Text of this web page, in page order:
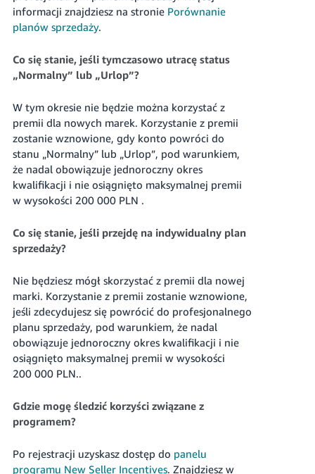
informacji znajdziesz na stronie Porównanie
planów sprzedaży.
Co się stanie, jeśli tymczasowo utracę status
„Normalny” lub „Urlop”?
W tym okresie nie będzie można korzystać z
premii dla nowych marek. Korzystanie z premii
zostanie wznowione, gdy konto powróci do
stanu „Normalny” lub „Urlop”, pod warunkiem,
że nadal obowiązuje jednoroczny okres
kwalifikacji i nie osiągnięto maksymalnej premii
w wysokości 200 000 PLN .
Co się stanie, jeśli przejdę na indywidualny plan
sprzedaży?
Nie będziesz mógł skorzystać z premii dla nowej
marki. Korzystanie z premii zostanie wznowione,
jeśli zdecydujesz się powrócić do profesjonalnego
planu sprzedaży, pod warunkiem, że nadal
obowiązuje jednoroczny okres kwalifikacji i nie
osiągnięto maksymalnej premii w wysokości
200 000 PLN..
Gdzie mogę śledzić korzyści związane z
programem?
Po rejestracji uzyskasz dostęp do panelu
programu New Seller Incentives. Znajdziesz w